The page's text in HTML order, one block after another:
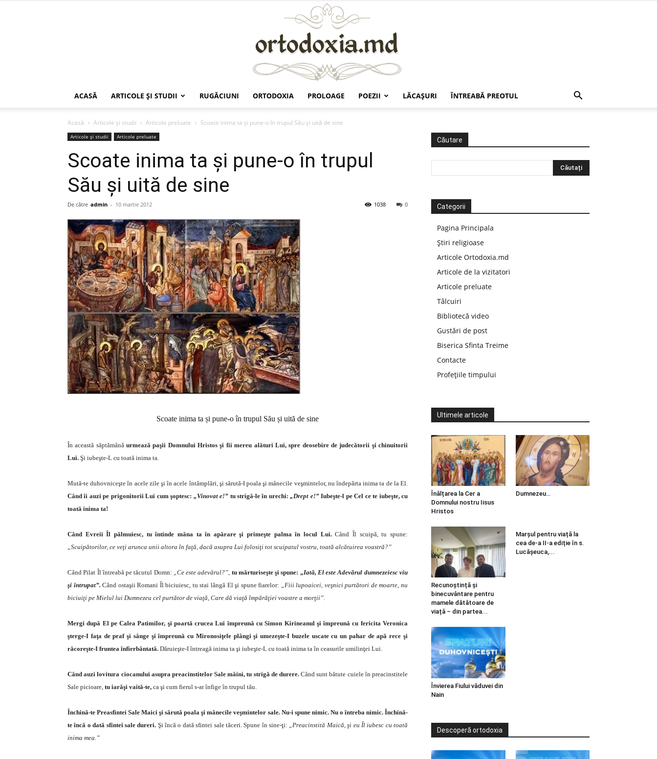
ACASĂ ARTICOLE ŞI STUDII RUGĂCIUNI ORTODOXIA PROLOAGE POEZII LĂCAŞURI ÎNTREABĂ PREOTUL
Acasă Articole şi studii Articole preluate Scoate inima ta și pune-o în trupul Său și uită de sine
Articole şi studii Articole preluate
Scoate inima ta și pune-o în trupul
Său și uită de sine
De către admin - 10 martie 2012 0
1038
Scoate inima ta și pune-o în trupul Său și uită de sine
În această săptămânăurmează paşii Domnului Hristos şi fii mereu alături Lui, spre deosebire de judecătorii şi chinuitorii
Lui. Şi iubeşte-L cu toată inima ta.
Mută-te duhovniceşte în acele zile şi în acele întâmplări, şi sărută-I poala şi mânecile veşmintelor, nu îndepărta inima ta de la El.
Când îi auzi pe prigonitorii Lui cum şoptesc: „Vinovat e!” tu strigă-le în urechi:„Drept e!”Iubeşte-l pe Cel ce te iubeşte, cu
toată inima ta!
Când Evreii Îl pălmuiesc, tu întinde mâna ta în apărare şi primeşte palma în locul Lui.Când Îl scuipă, tu spune:
„Scuipătorilor, ce veţi arunca unii altora în faţă, dacă asupra Lui folosiţi tot scuipatul vostru, toată alcătuirea voastră?”
Când Pilat Îl întreabă pe tăcutul Domn: „Ce este adevărul?”, tu mărturiseşte şi spune: „Iată, El este Adevărul dumnezeiesc viu
şi întrupat”.Când ostaşii Romani Îl biciuiesc, tu stai lângă El şi spune fiarelor: „Fiii lupoaicei, veşnici purtători de moarte, nu
biciuiţi pe Mielul lui Dumnezeu cel purtător de viaţă, Care dă viaţă împărăţiei voastre a morţii”.
Mergi după El pe Calea Patimilor, şi poartă crucea Lui împreună cu Simon Kirineanul şi împreună cu fericita Veronica
şterge-I faţa de praf şi sânge şi împreună cu Mironosiţele plângi şi umezeşte-I buzele uscate cu un pahar de apă rece şi
răcoreşte-I fruntea înfierbântată. Dăruieşte-I întreagă inima ta şi iubeşte-L cu toată inima ta în ceasurile umilinţei Lui.
Când auzi lovitura ciocanului asupra preacinstitelor Sale mâini, tu strigă de durere.Când sunt bătute cuiele în preacinstitele
Sale picioare, tu iarăşi vaită-te, ca şi cum fierul s-ar înfige în trupul tău.
Închină-te Preasfintei Sale Maici şi sărută poala şi mânecile veşmintelor sale. Nu-i spune nimic. Nu o întreba nimic. Închină-
te încă o dată sfintei sale dureri. Şi încă o dată sfintei sale tăceri. Spune în sine-ţi: „Preacinstită Maică, şi eu Îl iubesc cu toată
inima mea.”
Căutare
Categorii
Pagina Principala
Știri religioase
Articole Ortodoxia.md
Articole de la vizitatori
Articole preluate
Tâlcuiri
Bibliotecă video
Gustări de post
Biserica Sfinta Treime
Contacte
Profețiile timpului
Ultimele articole
Înălțarea la Cer a
Domnului nostru Iisus
Hristos
Dumnezeu…
Recunoștință și
binecuvântare pentru
mamele dătătoare de
viață – din partea...
Marșul pentru viață la
cea de-a II-a ediție în s.
Lucășeuca,...
Învierea Fiului văduvei din
Nain
Descoperă ortodoxia